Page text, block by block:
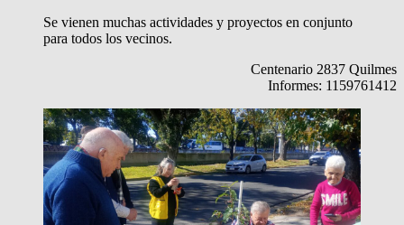
Se vienen muchas actividades y proyectos en conjunto
para todos los vecinos.
Centenario 2837 Quilmes
Informes: 1159761412